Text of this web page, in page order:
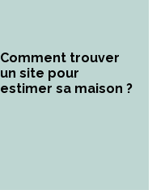
Comment trouver
un site pour
estimer sa maison ?